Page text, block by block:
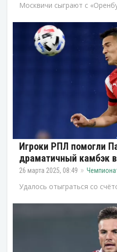
Москвичи сыграют с
Игроки РПЛ помогли
драматичный камбэк
26 марта 2025, 08:49
Удалось отыграться со